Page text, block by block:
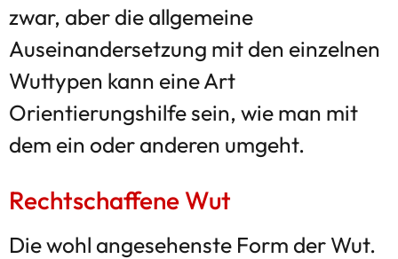
zwar, aber die allgemeine
Auseinandersetzung mit den einzelnen
Wuttypen kann eine Art
Orientierungshilfe sein, wie man mit
dem ein oder anderen umgeht.
Rechtschaffene Wut
Die wohl angesehenste Form der Wut.